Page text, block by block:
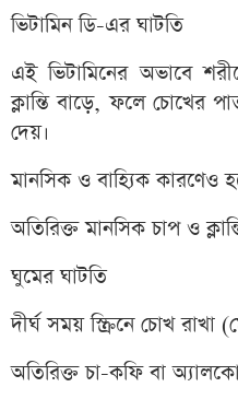
ভিটামিন ডি-এর ঘাটতি
এই ভিটামিনের অভাবে
ক্লান্তি বাড়ে, ফলে চোখের
দেয়।
মানসিক ও বাহ্যিক কারণেও
অতিরিক্ত মানসিক চাপ ও
ঘুমের ঘাটতি
দীর্ঘ সময় স্ক্রিনে চোখ
অতিরিক্ত চা-কফি বা